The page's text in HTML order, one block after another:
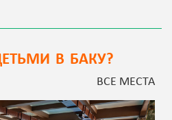
В БАКУ?
ВСЕ МЕСТА